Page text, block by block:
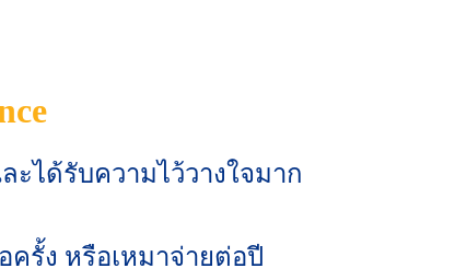
ได้รับความไว้วางใจมาก
รั้ง หรือเหมาจ่ายต่อปี